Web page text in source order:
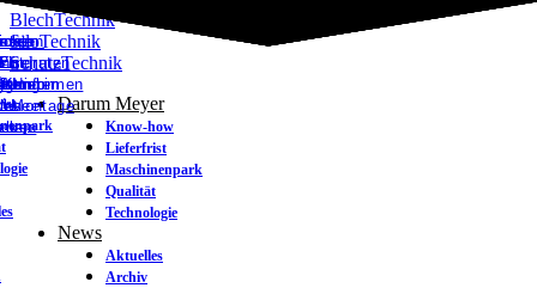
BlechTechnik
SiloTechnik
SchutzTechnik
Darum Meyer
Know-how
Lieferfrist
Maschinenpark
Qualität
Technologie
News
Aktuelles
Archiv
Montage
Nieten